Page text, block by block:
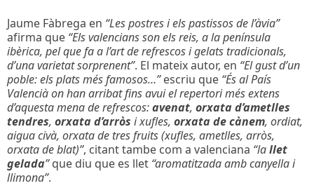
Jaume Fàbrega en “Les postres i els pastissos de l’àvia”
afirma que “Els valencians son els reis, a la península
ibèrica, pel que fa a l’art de refrescos i gelats tradicionals,
d’una varietat sorprenent”. El mateix autor, en “El gust d’un
poble: els plats més famosos…”escriu que “És al País
Valencià on han arribat fins avui el repertori més extens
d’aquesta mena de refrescos:avenat, orxata d’ametlles
tendres, orxata d’arròs i xufles, orxata de cànem, ordiat,
aigua civà, orxata de tres fruits (xufles, ametlles, arròs,
orxata de blat)”, citant tambe com a valenciana “lallet
gelada”que diu que es llet “aromatitzada amb canyella i
llimona”.